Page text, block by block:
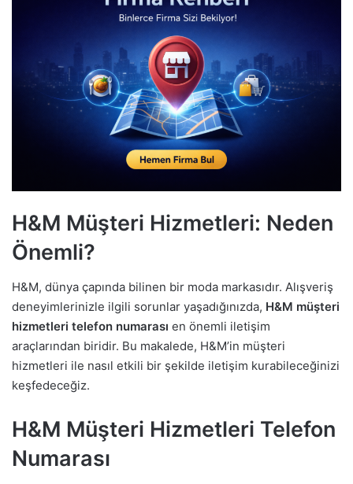
H&M Müşteri Hizmetleri: Neden
Önemli?
H&M, dünya çapında bilinen bir moda markasıdır. Alışveriş
deneyimlerinizle ilgili sorunlar yaşadığınızda, H&M müşteri
hizmetleri telefon numarası en önemli iletişim
araçlarından biridir. Bu makalede, H&M’in müşteri
hizmetleri ile nasıl etkili bir şekilde iletişim kurabileceğinizi
keşfedeceğiz.
H&M Müşteri Hizmetleri Telefon
Numarası